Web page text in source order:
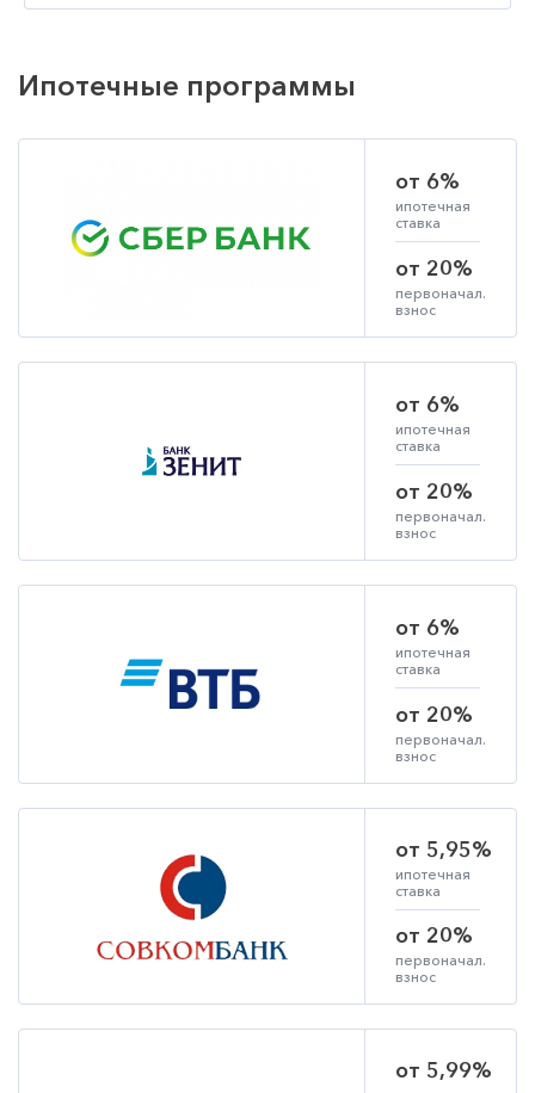
Ипотечные программы
от 6%
ипотечная
ставка
от 20%
первоначал.
взнос
от 6%
ипотечная
ставка
от 20%
первоначал.
взнос
от 6%
ипотечная
ставка
от 20%
первоначал.
взнос
от 5,95%
ипотечная
ставка
от 20%
первоначал.
взнос
от 5,99%